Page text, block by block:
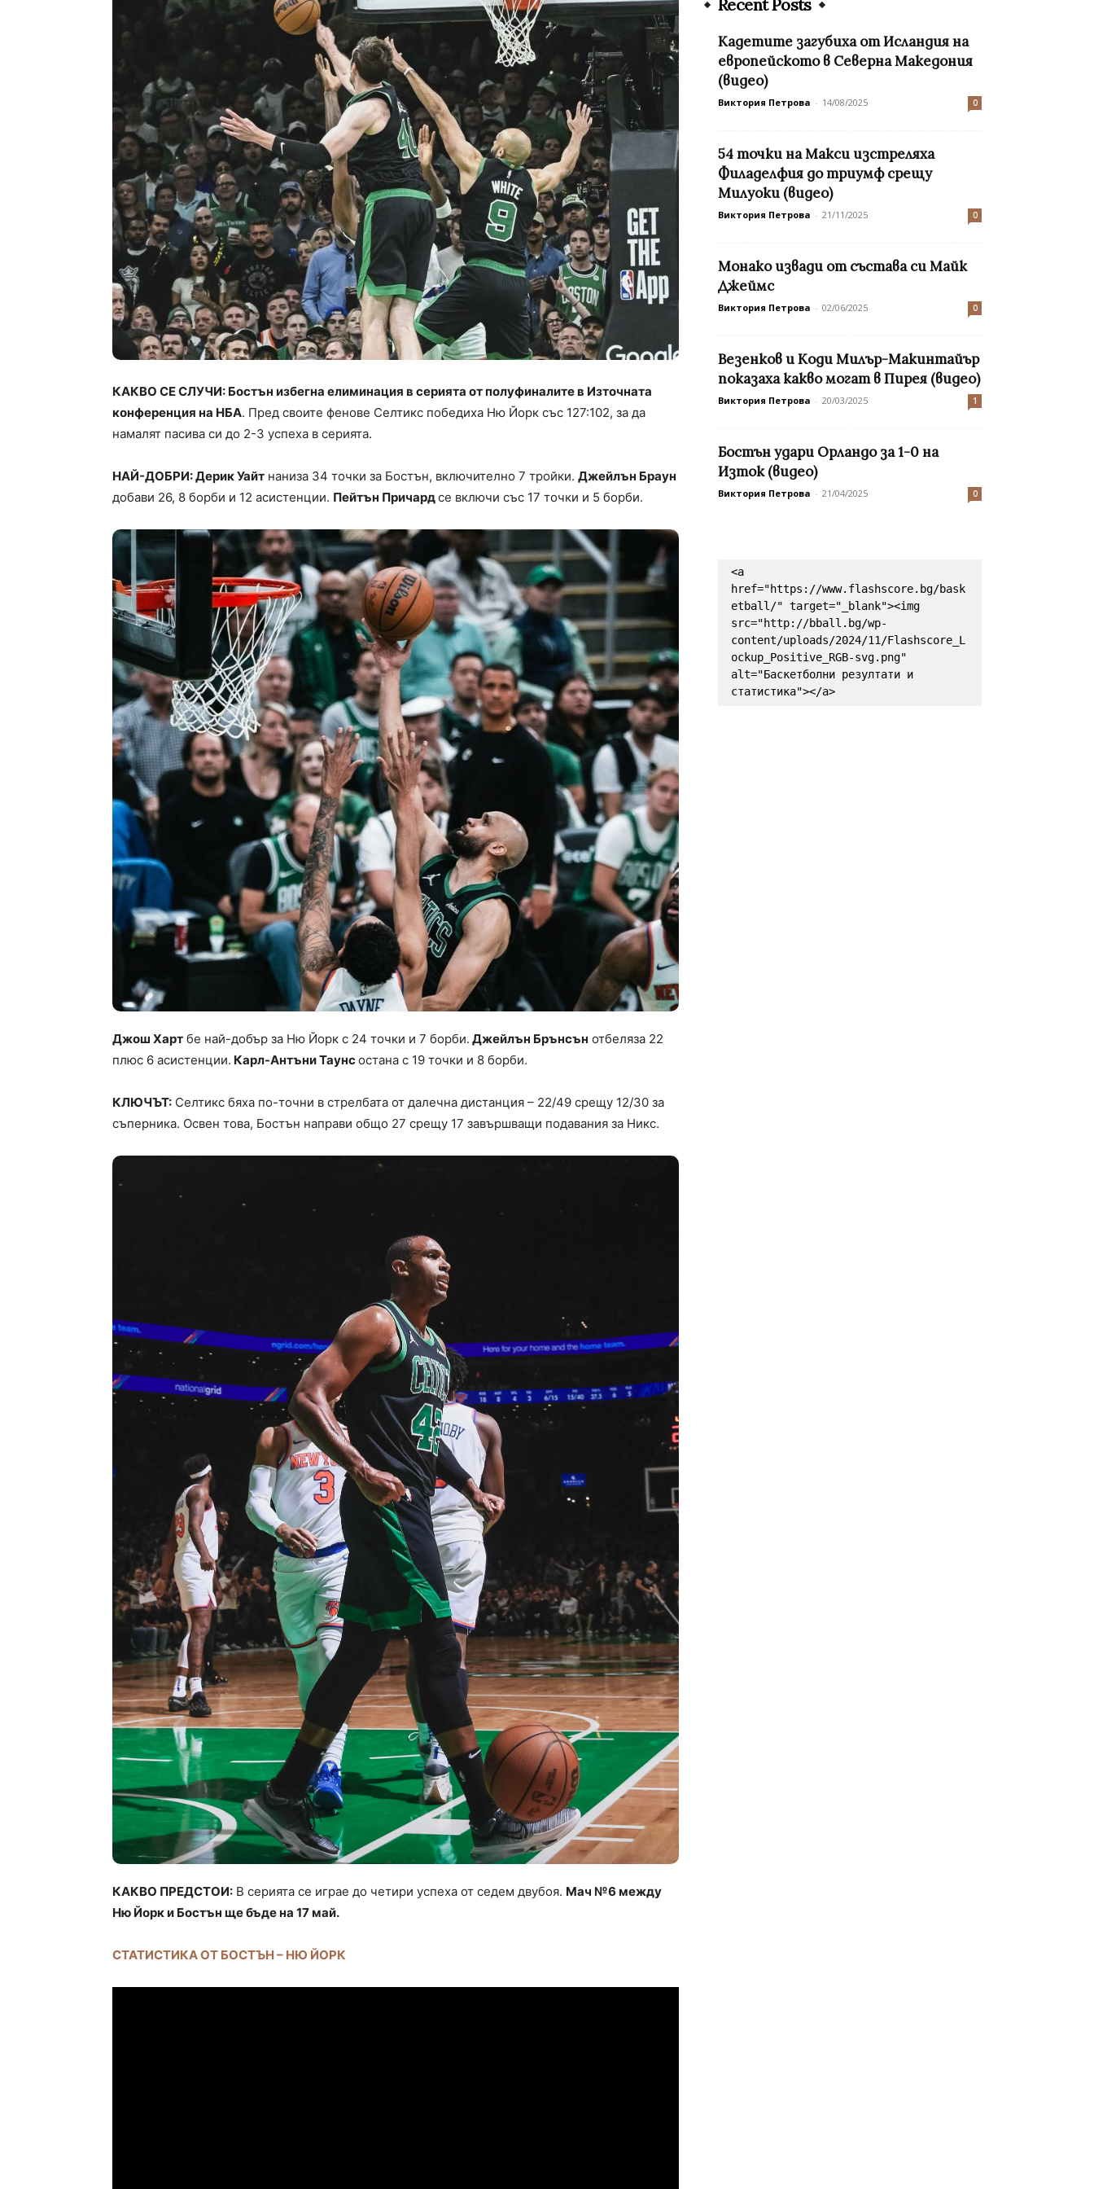
КАКВО СЕ СЛУЧИ: Бостън избегна елиминация в серията от полуфиналите в Източната
конференция на НБА. Пред своите фенове Селтикс победиха Ню Йорк със 127:102, за да
намалят пасива си до 2-3 успеха в серията.
НАЙ-ДОБРИ: Дерик Уайт наниза 34 точки за Бостън, включително 7 тройки. Джейлън Браун
добави 26, 8 борби и 12 асистенции. Пейтън Причардсе включи със 17 точки и 5 борби.
Джош Харт бе най-добър за Ню Йорк с 24 точки и 7 борби. Джейлън Брънсън отбеляза 22
плюс 6 асистенции. Карл-Антъни Таунсостана с 19 точки и 8 борби.
КЛЮЧЪТ: Селтикс бяха по-точни в стрелбата от далечна дистанция – 22/49 срещу 12/30 за
съперника. Освен това, Бостън направи общо 27 срещу 17 завършващи подавания за Никс.
КАКВО ПРЕДСТОИ: В серията се играе до четири успеха от седем двубоя. Мач №6 между
Ню Йорк и Бостън ще бъде на 17 май.
СТАТИСТИКА ОТ БОСТЪН – НЮ ЙОРК
Recent Posts
Кадетите загубиха от Исландия на
европейското в Северна Македония
(видео)
Виктория Петрова - 14/08/2025 0
54 точки на Макси изстреляха
Филаделфия до триумф срещу
Милуоки (видео)
Виктория Петрова - 21/11/2025 0
Монако извади от състава си Майк
Джеймс
Виктория Петрова - 02/06/2025 0
Везенков и Коди Милър-Макинтайър
показаха какво могат в Пирея (видео)
Виктория Петрова - 20/03/2025 1
Бостън удари Орландо за 1-0 на
Изток (видео)
Виктория Петрова - 21/04/2025 0
<a
href="https://www.flashscore.bg/bask
etball/" target="_blank"><img
src="http://bball.bg/wp-
content/uploads/2024/11/Flashscore_L
ockup_Positive_RGB-svg.png"
alt="Баскетболни резултати и
статистика"></a>